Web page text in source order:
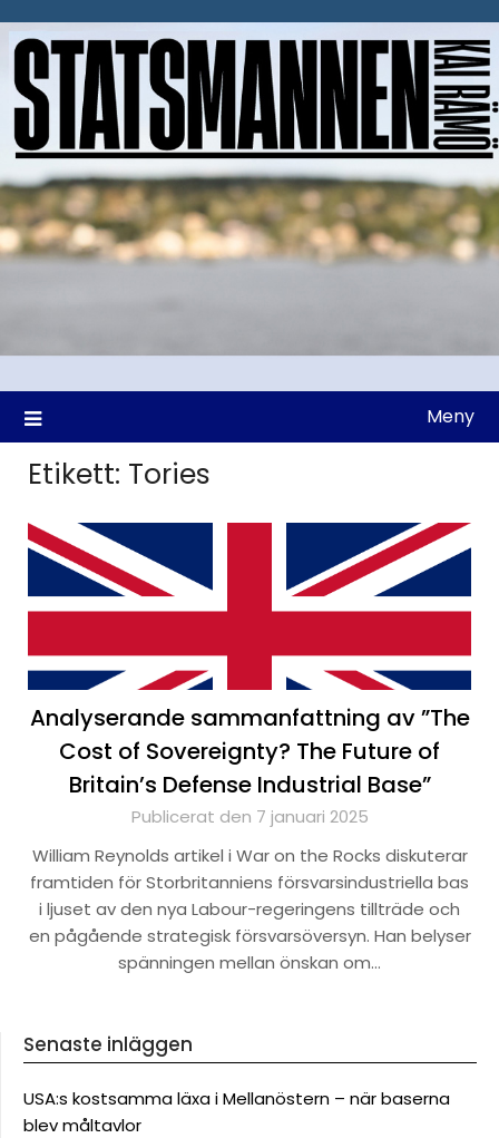
till
Meny
Etikett: Tories
Analyserande sammanfattning av ”The
Cost of Sovereignty? The Future of
Britain’s Defense Industrial Base”
Publicerat den 7 januari 2025
William Reynolds artikel i War on the Rocks diskuterar
framtiden för Storbritanniens försvarsindustriella bas
i ljuset av den nya Labour-regeringens tillträde och
en pågående strategisk försvarsöversyn. Han belyser
spänningen mellan önskan om…
Senaste inläggen
USA:s kostsamma läxa i Mellanöstern – när baserna
blev måltavlor